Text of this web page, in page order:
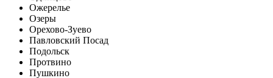
Ожерелье
Озеры
Орехово-Зуево
Павловский Посад
Подольск
Протвино
Пушкино